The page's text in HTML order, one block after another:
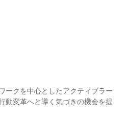
ークを中心としたアクティブラー
動変革へと導く気づきの機会を提